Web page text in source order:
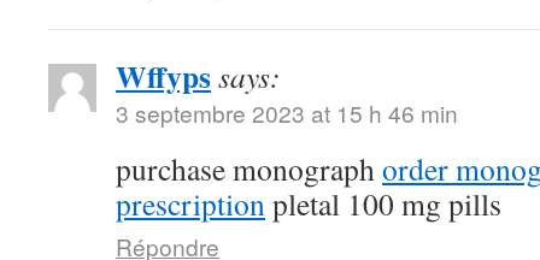
Wffypssays:
3 septembre 2023 at 15 h 46 min
purchase monographorder
prescriptionpletal 100 mg pills
Répondre